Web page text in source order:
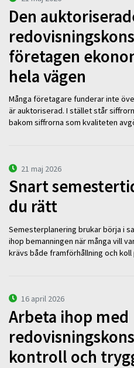
Den
företagen
hela vägen
Många företagare funderar inte
är auktoriserad. I stället står
bakom siffrorna som kvaliteten
21 maj 2026
Snart
du rätt
Semesterplanering brukar börja i
ihop bemanningen när många vill
krävs både framförhållning och
16 april 2026
Arbeta ihop med
kontroll och